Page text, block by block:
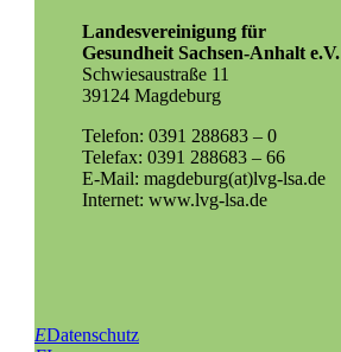
Landesvereinigung für
Gesundheit Sachsen-Anhalt e.V.
Schwiesaustraße 11
39124 Magdeburg
Telefon: 0391 288683 – 0
Telefax: 0391 288683 – 66
E-Mail: magdeburg(at)lvg-lsa.de
Internet: www.lvg-lsa.de
EDatenschutz